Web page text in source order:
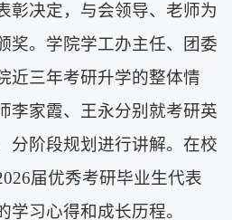
彰决定，与会领导、老师为
奖。学院学工办主任、团委
近三年考研升学的整体情
李家霞、王永分别就考研英
分阶段规划进行讲解。在校
届优秀考研毕业生代表
学习心得和成长历程。